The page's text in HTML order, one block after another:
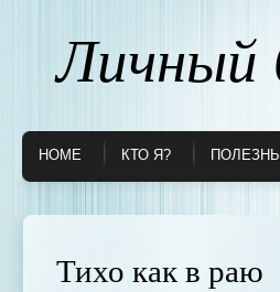
Личный
HOME КТО Я?
Тихо как в раю